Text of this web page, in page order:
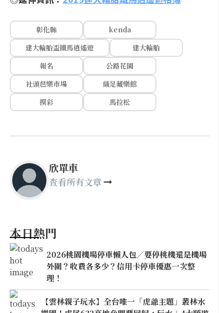
彰化縣
kenda
建大輪胎盃鐵馬逍遙遊
建大輪胎
報名
公路花園
社頭芭樂市場
織足藏樂館
摸彩
馬拉松
欣單車
查看所有文章
本日熱門
2026桃園機場停車懶人包／要停桃機還是機場
外圍？收費各多少？信用卡停車優惠一次整
理！
【雲林親子玩水】全台唯一「虎爺主題」叢林水